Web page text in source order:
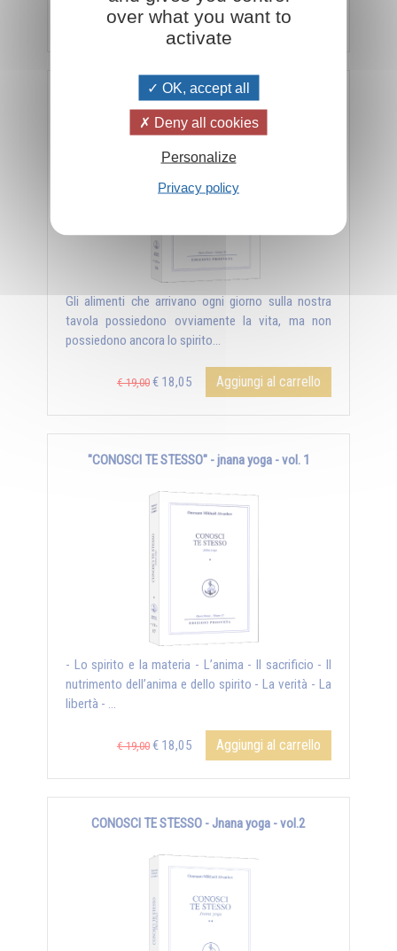
€ 19,00€ 18,05 Aggiungi al carrello
HRANI YOGA - Il senso alchemico e magico della
nutrizione
Gli alimenti che arrivano ogni giorno sulla nostra
tavola possiedono ovviamente la vita, ma non
possiedono ancora lo spirito...
€ 19,00 € 18,05 Aggiungi al carrello
"CONOSCI TE STESSO" - jnana yoga - vol. 1
- Lo spirito e la materia - L’anima - Il sacrificio - Il
nutrimento dell’anima e dello spirito - La verità - La
libertà - ...
€ 19,00 € 18,05 Aggiungi al carrello
CONOSCI TE STESSO - Jnana yoga - vol.2
over what you want to
activate
OK, accept all
Deny all cookies
Personalize
Privacy policy